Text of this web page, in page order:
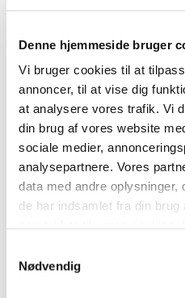
Denne hjemmeside bruger
Vi bruger cookies til at
annoncer, til at vise dig
at analysere vores trafik. Vi
din brug af vores website
sociale medier,
analysepartnere. Vores
data med andre oplysninger,
de har indsamlet fra din brug
Nødvendig
Tilmeld dig et af
Tilmeld
Følg os på Facebook,
alle landbrugets